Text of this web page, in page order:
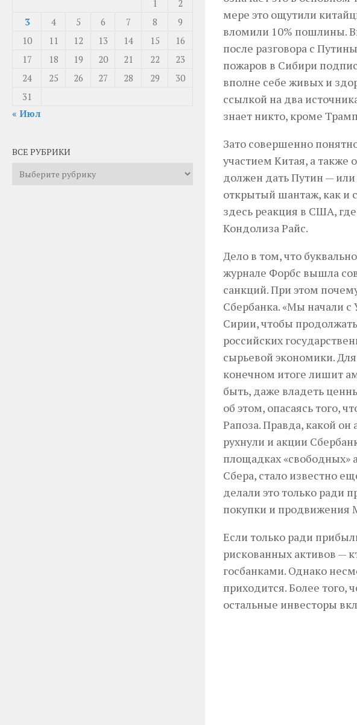
мере это ощутили
вломили 10% пошлины.
после разговора с
пожаров в Сибири
вполне себе живых и
ссылкой на два
знает никто, кроме
Зато совершенно
участием Китая, а также
должен дать Путин —
открытый шантаж, как и
здесь реакция в США,
Кондолиза Райс.
Дело в том, что
журнале Форбс вышла
санкций. При этом
Сбербанка. «Мы начали
Сирии, чтобы
российских
сырьевой экономики.
конечном итоге лишит
быть, даже владеть
об этом, опасаясь того,
Рапоза. Правда, какой он
рухнули и акции
площадках «свободных»
Сбера, стало известно
делали это только ради
покупки и продвижения
Если только ради
рискованных активов —
госбанками. Однако
приходится. Более
остальные инвесторы
1
2
3
4 5 6 7 8
9
10
11 12 13 14 15
16
17
18 19 20 21 22
23
24
25 26 27 28 29
30
31
« Июл
ВСЕ РУБРИКИ
Все